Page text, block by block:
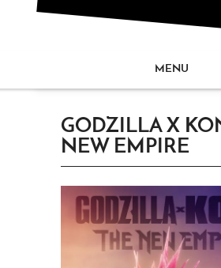
MENU
GODZILLA X
NEW EMPIRE